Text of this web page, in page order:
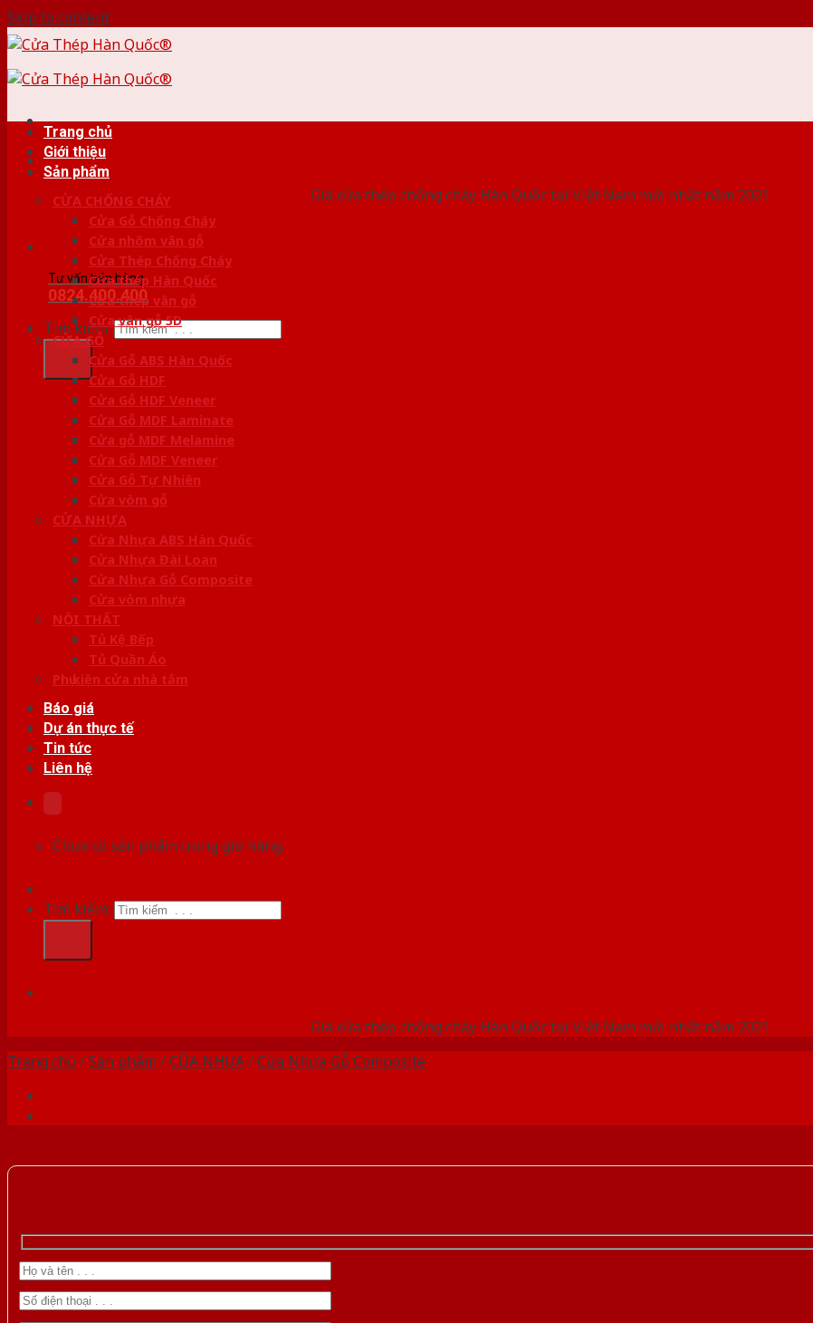
Skip to content
Giá cửa thép chống cháy Hàn Quốc tại Việt Nam mới nhất năm 2021
Tư vấn bán hàng
0824.400.400
Tìm kiếm:
Trang chủ
Giới thiệu
Sản phẩm
CỬA CHỐNG CHÁY
Cửa Gỗ Chống Cháy
Cửa nhôm vân gỗ
Cửa Thép Chống Cháy
Cửa thép Hàn Quốc
Cửa thép vân gỗ
Cửa vân gỗ 5D
CỬA GỖ
Cửa Gỗ ABS Hàn Quốc
Cửa Gỗ HDF
Cửa Gỗ HDF Veneer
Cửa Gỗ MDF Laminate
Cửa gỗ MDF Melamine
Cửa Gỗ MDF Veneer
Cửa Gỗ Tự Nhiên
Cửa vòm gỗ
CỬA NHỰA
Cửa Nhựa ABS Hàn Quốc
Cửa Nhựa Đài Loan
Cửa Nhựa Gỗ Composite
Cửa vòm nhựa
NỘI THẤT
Tủ Kệ Bếp
Tủ Quần Áo
Phụ kiện cửa nhà tắm
Báo giá
Dự án thực tế
Tin tức
Liên hệ
Chưa có sản phẩm trong giỏ hàng.
Tìm kiếm:
Giá cửa thép chống cháy Hàn Quốc tại Việt Nam mới nhất năm 2021
Trang chủ /Sản phẩm /CỬA NHỰA/Cửa Nhựa Gỗ Composite